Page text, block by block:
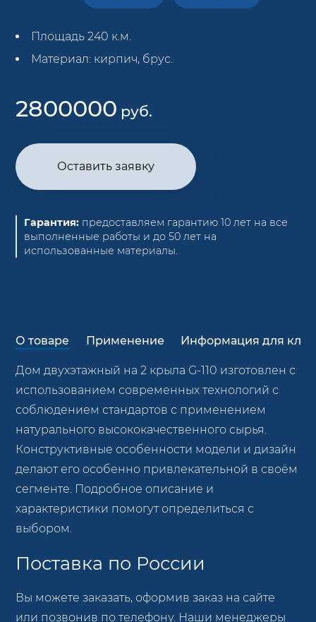
Площадь 240 к.м.
Материал: кирпич, брус.
2800000 руб.
Оставить заявку
Гарантия: предоставляем гарантию 10 лет на все
выполненные работы и до 50 лет на
использованные материалы.
О товаре Применение Информация для
Дом двухэтажный на 2 крыла G-110 изготовлен с
использованием современных технологий с
соблюдением стандартов с применением
натурального высококачественного сырья.
Конструктивные особенности модели и дизайн
делают его особенно привлекательной в своём
сегменте. Подробное описание и
характеристики помогут определиться с
выбором.
Поставка по России
Вы можете заказать, оформив заказ на сайте
или позвонив по телефону. Наши менеджеры